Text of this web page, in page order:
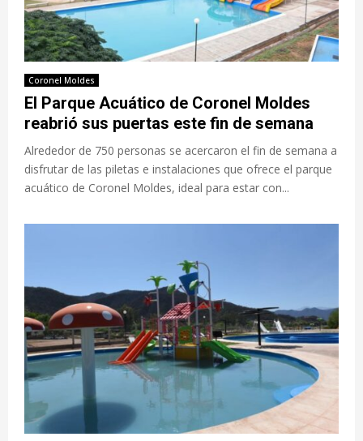
Coronel Moldes
El Parque Acuático de Coronel Moldes
reabrió sus puertas este fin de semana
Alrededor de 750 personas se acercaron el fin de semana a
disfrutar de las piletas e instalaciones que ofrece el parque
acuático de Coronel Moldes, ideal para estar con...